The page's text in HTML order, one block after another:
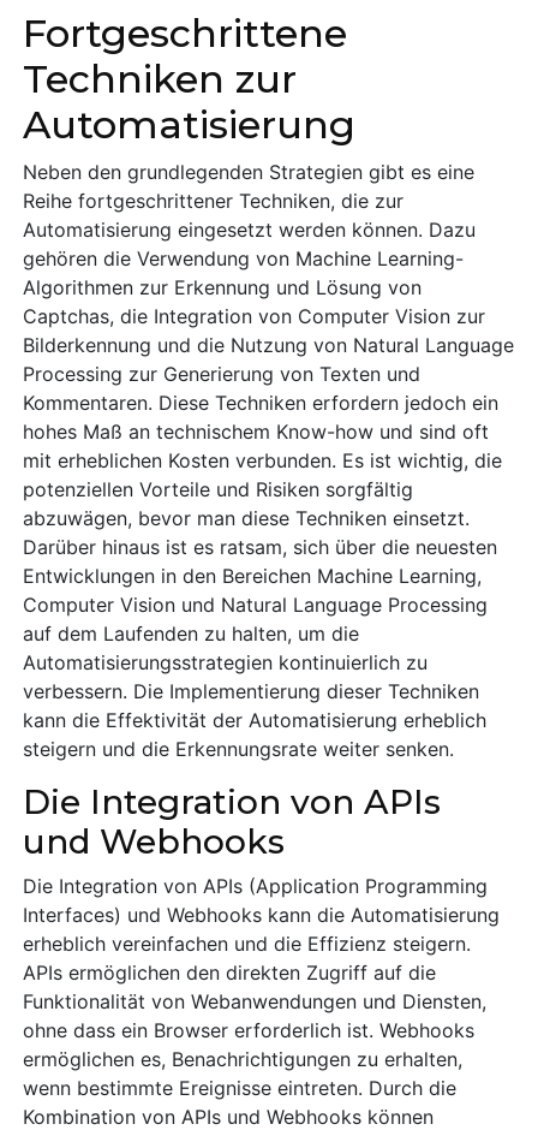
Fortgeschrittene
Techniken zur
Automatisierung
Neben den grundlegenden Strategien gibt es eine
Reihe fortgeschrittener Techniken, die zur
Automatisierung eingesetzt werden können. Dazu
gehören die Verwendung von Machine Learning-
Algorithmen zur Erkennung und Lösung von
Captchas, die Integration von Computer Vision zur
Bilderkennung und die Nutzung von Natural Language
Processing zur Generierung von Texten und
Kommentaren. Diese Techniken erfordern jedoch ein
hohes Maß an technischem Know-how und sind oft
mit erheblichen Kosten verbunden. Es ist wichtig, die
potenziellen Vorteile und Risiken sorgfältig
abzuwägen, bevor man diese Techniken einsetzt.
Darüber hinaus ist es ratsam, sich über die neuesten
Entwicklungen in den Bereichen Machine Learning,
Computer Vision und Natural Language Processing
auf dem Laufenden zu halten, um die
Automatisierungsstrategien kontinuierlich zu
verbessern. Die Implementierung dieser Techniken
kann die Effektivität der Automatisierung erheblich
steigern und die Erkennungsrate weiter senken.
Die Integration von APIs
und Webhooks
Die Integration von APIs (Application Programming
Interfaces) und Webhooks kann die Automatisierung
erheblich vereinfachen und die Effizienz steigern.
APIs ermöglichen den direkten Zugriff auf die
Funktionalität von Webanwendungen und Diensten,
ohne dass ein Browser erforderlich ist. Webhooks
ermöglichen es, Benachrichtigungen zu erhalten,
wenn bestimmte Ereignisse eintreten. Durch die
Kombination von APIs und Webhooks können